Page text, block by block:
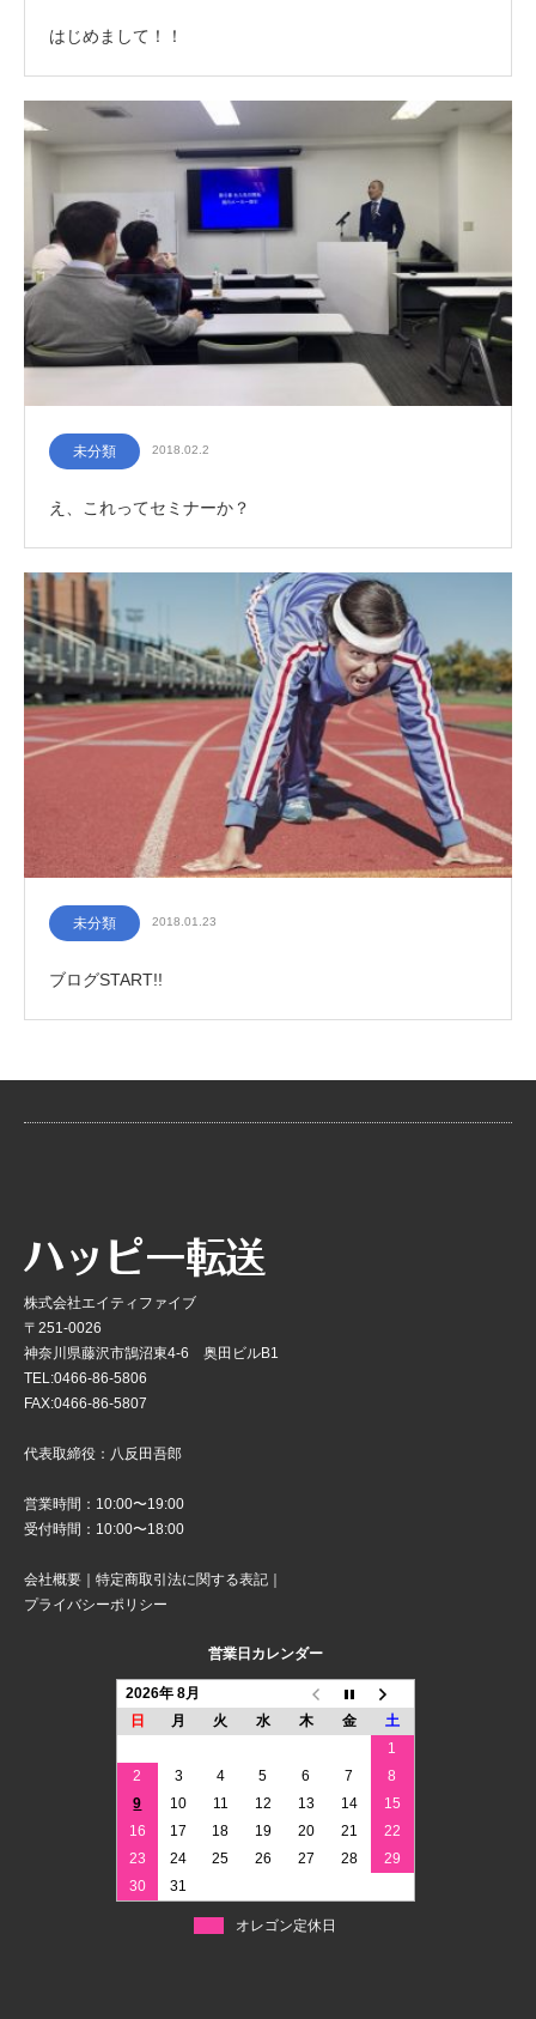
はじめまして！！
未分類 2018.02.2
え、これってセミナーか？
未分類 2018.01.23
ブログSTART!!
株式会社エイティファイブ
〒251-0026
神奈川県藤沢市鵠沼東4-6 奥田ビルB1
TEL:0466-86-5806
FAX:0466-86-5807
代表取締役：八反田吾郎
営業時間：10:00〜19:00
受付時間：10:00〜18:00
会社概要 特定商取引法に関する表記
プライバシーポリシー
営業日カレンダー
2026年 8月
日
月 火 水 木 金
土
1
2
3 4 5 6 7
8
9
10 11 12 13 14
15
16
17 18 19 20 21
22
23
24 25 26 27 28
29
30
31
オレゴン定休日